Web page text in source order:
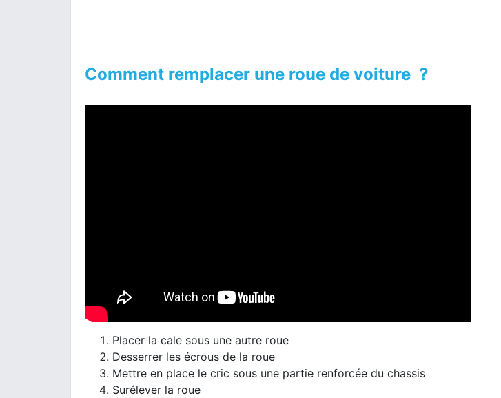
Comment remplacer une roue de voiture ?
Placer la cale sous une autre roue
Desserrer les écrous de la roue
Mettre en place le cric sous une partie renforcée du chassis
Surélever la roue